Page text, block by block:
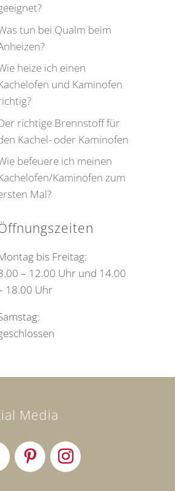
tun bei Qualm beim
heize ich einen
und Kaminofen
richtige Brennstoff für
Kachel- oder Kaminofen
befeuere ich meinen
Kaminofen zum
Mal?
bis Freitag:
– 12.00 Uhr und 14.00
18.00 Uhr
Media